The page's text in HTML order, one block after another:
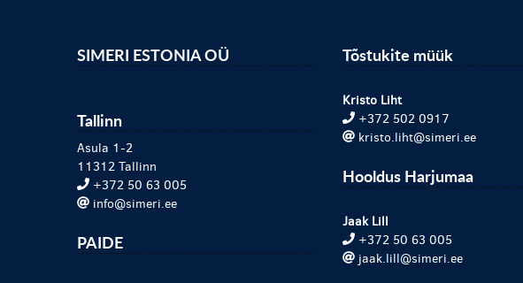
SIMERI ESTONIA OÜ
Tallinn
Asula 1-2
11312 Tallinn
+372 50 63 005
info@simeri.ee
PAIDE
Tõstukite müük
Kristo Liht
+372 502 0917
kristo.liht@simeri.ee
Hooldus Harjumaa
Jaak Lill
+372 50 63 005
jaak.lill@simeri.ee